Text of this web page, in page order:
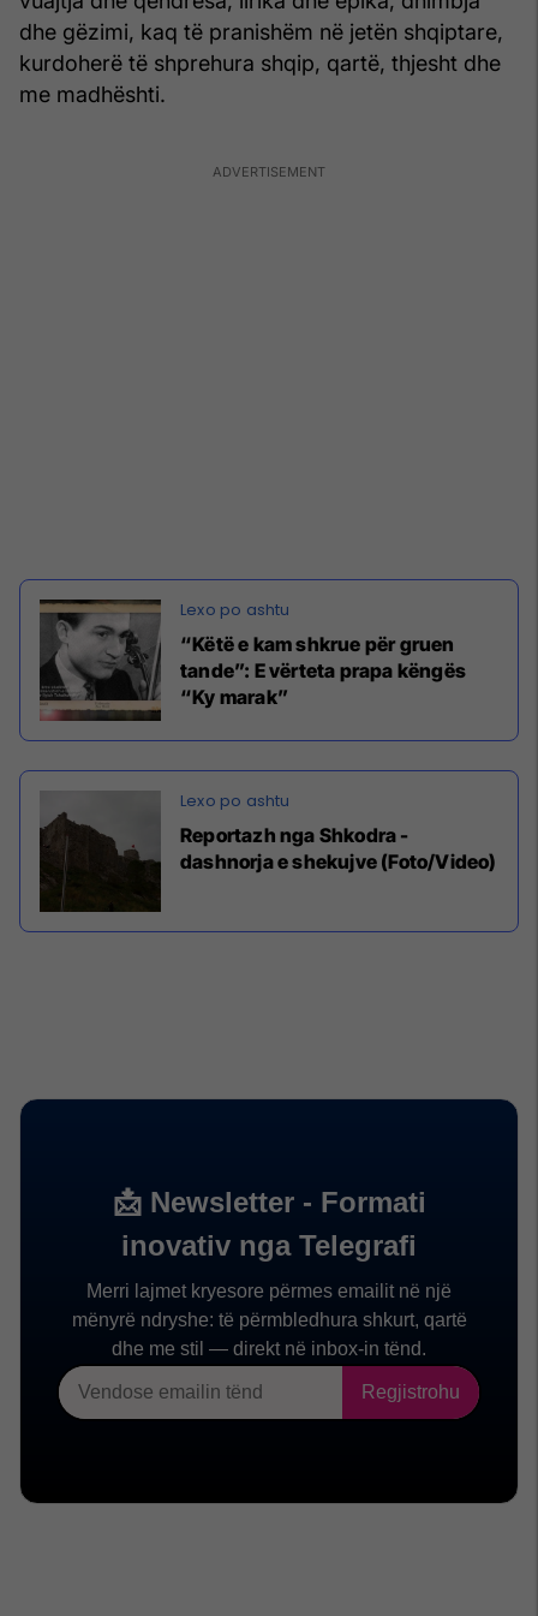
dhe gëzimi, kaq të pranishëm në jetën shqiptare,
kurdoherë të shprehura shqip, qartë, thjesht dhe
me madhështi.
“Këtë e kam shkrue për gruen
tande”: E vërteta prapa këngës
“Ky marak”
Reportazh nga Shkodra -
dashnorja e shekujve (Foto/Video)